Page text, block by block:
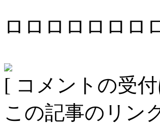
ロロロロロロロ
[ コメントの受
この記事のリン